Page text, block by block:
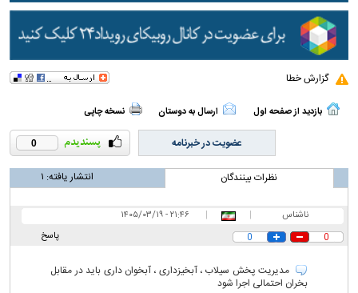
گزارش خطا
بازدید از صفحه اول ارسال به دوستان نسخه چاپی
0 عضویت در خبرنامه
نظرات بینندگان انتشار یافته: ۱
ناشناس |
|
۲۱:۴۶ - ۱۴۰۵/۰۳/۱۹
پاسخ
0
0
مدیریت پخش سیلاب ، آبخیزداری ، آبخوان داری باید در مقابل
بخران احتمالی اجرا شود